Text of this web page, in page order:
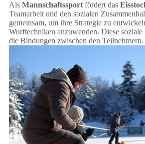
Als Mannschaftssport fördert das
Teamarbeit und den sozialen
gemeinsam, um ihre Strategie zu
Wurftechniken anzuwenden. Diese
die Bindungen zwischen den Teilnehmern.